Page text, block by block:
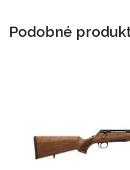
Podobné